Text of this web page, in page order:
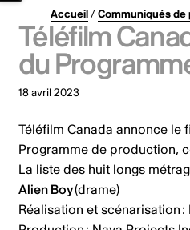
Accueil/Communiqués de
Téléfilm
du
18 avril 2023
Téléfilm Canada annonce le
Programme de production,
La liste des huit longs
Alien Boy(drame)
Réalisation et scénarisation